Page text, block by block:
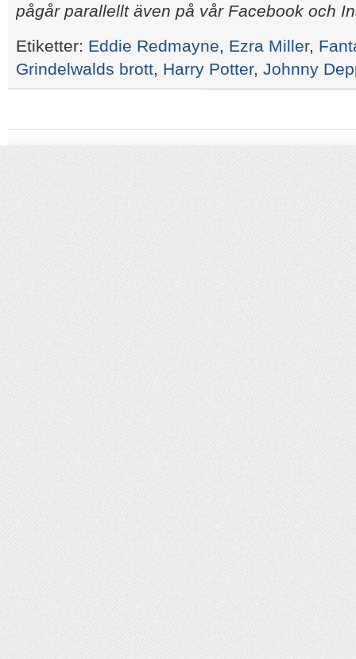
pågår parallellt även på vår Facebook och
Etiketter: Eddie Redmayne, Ezra Miller,
Grindelwalds brott, Harry Potter, Johnny